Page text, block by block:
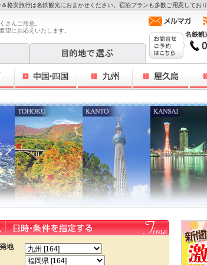
格安旅行は名鉄観光におまかせください。宿泊プランも多数ご用意してお
さんご用意。
望にお応えいたします。
地